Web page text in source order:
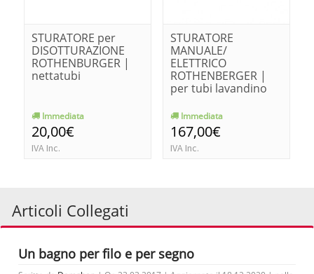
STURATORE per
DISOTTURAZIONE
ROTHENBURGER |
nettatubi
Immediata
20,00€
IVA Inc.
STURATORE
MANUALE/
ELETTRICO
ROTHENBERGER |
per tubi lavandino
Immediata
167,00€
IVA Inc.
Articoli Collegati
Un bagno per filo e per segno